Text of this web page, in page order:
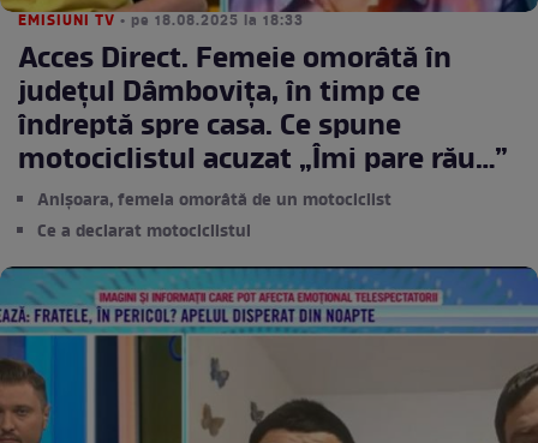
EMISIUNI TV • pe 18.08.2025 la 18:33
Acces Direct. Femeie omorâtă în
județul Dâmbovița, în timp ce
îndreptă spre casa. Ce spune
motociclistul acuzat „Îmi pare rău…”
Anișoara, femeia omorâtă de un motociclist
Ce a declarat motociclistul